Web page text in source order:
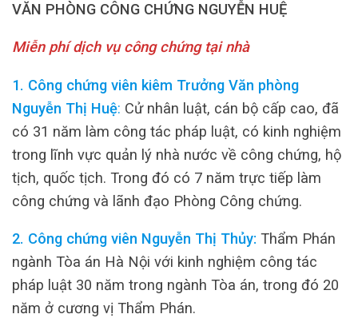
VĂN PHÒNG CÔNG CHỨNG NGUYỄN HUỆ
Miễn phí dịch vụ công chứng tại nhà
1. Công chứng viên kiêm Trưởng Văn phòng
Nguyễn Thị Huệ: Cử nhân luật, cán bộ cấp cao, đã
có 31 năm làm công tác pháp luật, có kinh nghiệm
trong lĩnh vực quản lý nhà nước về công chứng, hộ
tịch, quốc tịch. Trong đó có 7 năm trực tiếp làm
công chứng và lãnh đạo Phòng Công chứng.
2. Công chứng viên Nguyễn Thị Thủy: Thẩm Phán
ngành Tòa án Hà Nội với kinh nghiệm công tác
pháp luật 30 năm trong ngành Tòa án, trong đó 20
năm ở cương vị Thẩm Phán.